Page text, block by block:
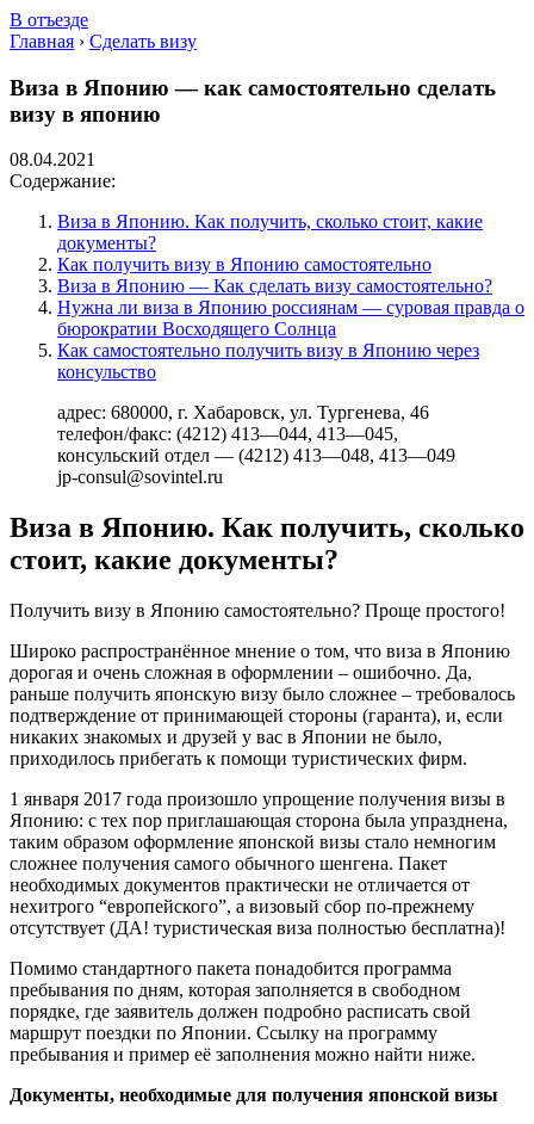
В отъезде
Главная › Сделать визу
Виза в Японию — как самостоятельно сделать
визу в японию
08.04.2021
Содержание:
Виза в Японию. Как получить, сколько стоит, какие
документы?
Как получить визу в Японию самостоятельно
Виза в Японию — Как сделать визу самостоятельно?
Нужна ли виза в Японию россиянам — суровая правда о
бюрократии Восходящего Солнца
Как самостоятельно получить визу в Японию через
консульство
адрес: 680000, г. Хабаровск, ул. Тургенева, 46
телефон/факс: (4212) 413—044, 413—045,
консульский отдел — (4212) 413—048, 413—049
jp-consul@sovintel.ru
Виза в Японию. Как получить, сколько
стоит, какие документы?
Получить визу в Японию самостоятельно? Проще простого!
Широко распространённое мнение о том, что виза в Японию
дорогая и очень сложная в оформлении – ошибочно. Да,
раньше получить японскую визу было сложнее – требовалось
подтверждение от принимающей стороны (гаранта), и, если
никаких знакомых и друзей у вас в Японии не было,
приходилось прибегать к помощи туристических фирм.
1 января 2017 года произошло упрощение получения визы в
Японию: с тех пор приглашающая сторона была упразднена,
таким образом оформление японской визы стало немногим
сложнее получения самого обычного шенгена. Пакет
необходимых документов практически не отличается от
нехитрого “европейского”, а визовый сбор по-прежнему
отсутствует (ДА! туристическая виза полностью бесплатна)!
Помимо стандартного пакета понадобится программа
пребывания по дням, которая заполняется в свободном
порядке, где заявитель должен подробно расписать свой
маршрут поездки по Японии. Ссылку на программу
пребывания и пример её заполнения можно найти ниже.
Документы, необходимые для получения японской визы